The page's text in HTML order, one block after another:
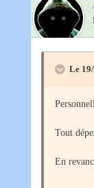
Le
Tout
En